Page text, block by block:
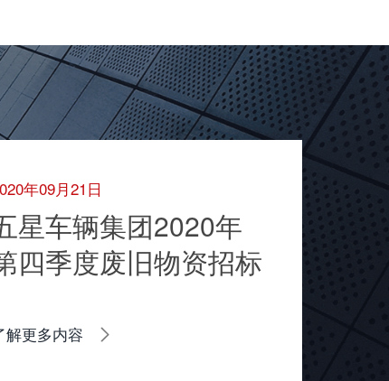
年09月21日
星车辆集团2020年
四季度废旧物资招标
解更多内容